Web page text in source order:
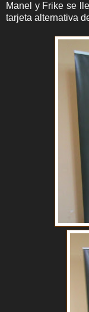
Manel y Frike se
tarjeta alternativa